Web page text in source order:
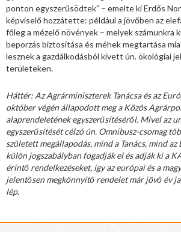
ponton egyszerűsödtek” – emelte ki Erdős
képviselő hozzátette: például a jövőben az
főleg a mézelő növények – melyek számunkra
beporzás biztosítása és méhek megtartása
lesznek a gazdálkodásból kivett ún. ökológiai
területeken.
Háttér: Az Agrárminiszterek Tanácsa és az
október végén állapodott meg a Közös
alaprendeletének egyszerűsítéséről. Mivel az
egyszerűsítését célzó ún. Omnibusz-csomag
született megállapodás, mind a Tanács, mind
külön jogszabályban fogadják el és adják ki a
érintő rendelkezéseket, így az európai és a
jelentősen megkönnyítő rendelet már jövő év
lép.